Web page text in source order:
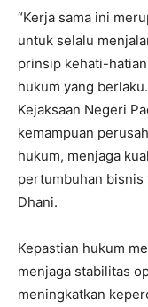
“Kerja sama ini
untuk selalu
prinsip kehati-
hukum yang
Kejaksaan Negeri
kemampuan
hukum, menjaga
pertumbuhan bisnis
Dhani.
Kepastian hukum
menjaga stabilitas
meningkatkan